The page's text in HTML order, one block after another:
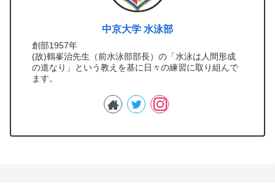
中京大学 水泳部
創部1957年
(故)鶴峯治先生（前水泳部部長）の「水泳は人間形成
の道なり」という教えを基に日々の練習に取り組んで
ます。